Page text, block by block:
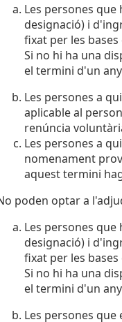
Les persones
designació) i
fixat per les
Si no hi ha una
el termini d'un
Les persones a
aplicable al
renúncia
Les persones a
nomenament
aquest termini
poden optar a
Les persones
designació) i
fixat per les
Si no hi ha una
el termini d'un
Les persones